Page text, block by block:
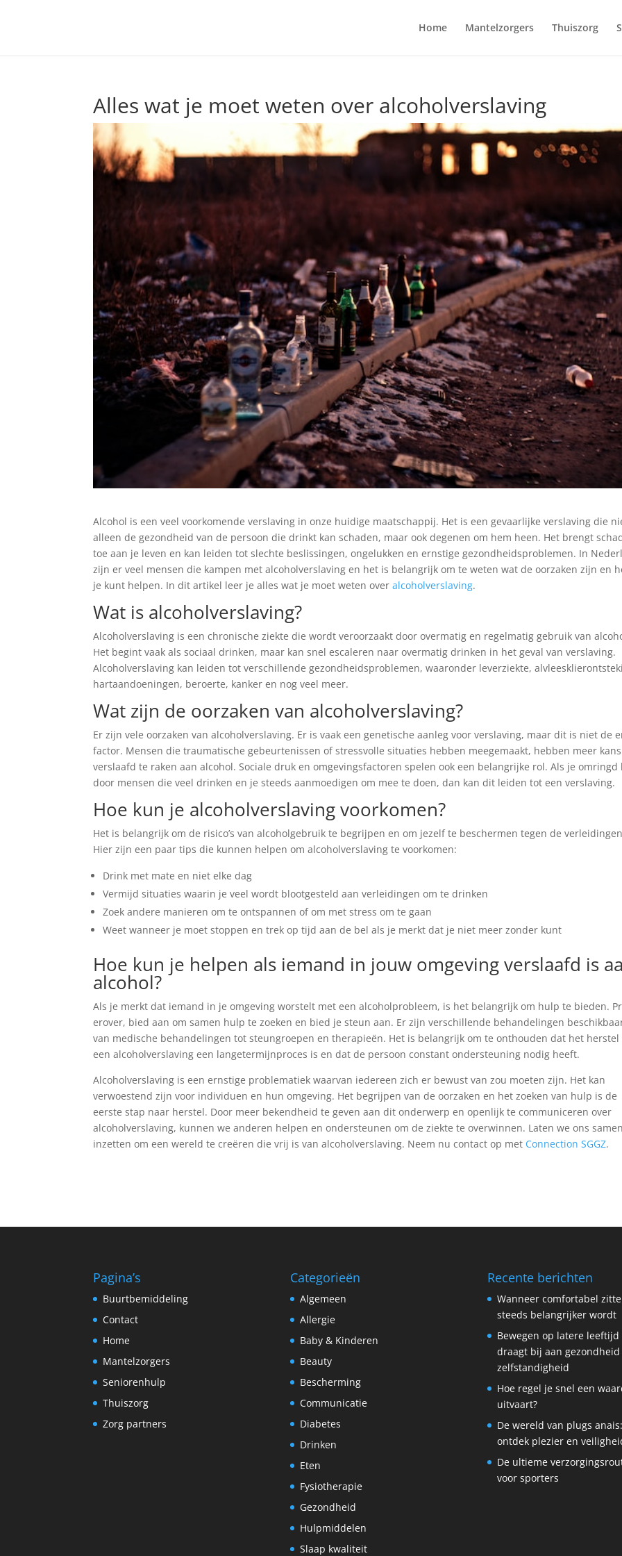
Home Mantelzorgers Thuiszorg
Alles wat je moet weten over alcoholverslaving
Alcohol is een veel voorkomende verslaving in onze huidige maatschappij. Het is een gevaarlijke verslaving die
alleen de gezondheid van de persoon die drinkt kan schaden, maar ook degenen om hem heen. Het brengt
toe aan je leven en kan leiden tot slechte beslissingen, ongelukken en ernstige gezondheidsproblemen. In
zijn er veel mensen die kampen met alcoholverslaving en het is belangrijk om te weten wat de oorzaken zijn en
je kunt helpen. In dit artikel leer je alles wat je moet weten overalcoholverslaving.
Wat is alcoholverslaving?
Alcoholverslaving is een chronische ziekte die wordt veroorzaakt door overmatig en regelmatig gebruik van
Het begint vaak als sociaal drinken, maar kan snel escaleren naar overmatig drinken in het geval van verslaving.
Alcoholverslaving kan leiden tot verschillende gezondheidsproblemen, waaronder leverziekte,
hartaandoeningen, beroerte, kanker en nog veel meer.
Wat zijn de oorzaken van alcoholverslaving?
Er zijn vele oorzaken van alcoholverslaving. Er is vaak een genetische aanleg voor verslaving, maar dit is niet de
factor. Mensen die traumatische gebeurtenissen of stressvolle situaties hebben meegemaakt, hebben meer
verslaafd te raken aan alcohol. Sociale druk en omgevingsfactoren spelen ook een belangrijke rol. Als je omringd
door mensen die veel drinken en je steeds aanmoedigen om mee te doen, dan kan dit leiden tot een verslaving.
Hoe kun je alcoholverslaving voorkomen?
Het is belangrijk om de risico’s van alcoholgebruik te begrijpen en om jezelf te beschermen tegen de
Hier zijn een paar tips die kunnen helpen om alcoholverslaving te voorkomen:
Drink met mate en niet elke dag
Vermijd situaties waarin je veel wordt blootgesteld aan verleidingen om te drinken
Zoek andere manieren om te ontspannen of om met stress om te gaan
Weet wanneer je moet stoppen en trek op tijd aan de bel als je merkt dat je niet meer zonder kunt
Hoe kun je helpen als iemand in jouw omgeving verslaafd is
alcohol?
Als je merkt dat iemand in je omgeving worstelt met een alcoholprobleem, is het belangrijk om hulp te bieden.
erover, bied aan om samen hulp te zoeken en bied je steun aan. Er zijn verschillende behandelingen
van medische behandelingen tot steungroepen en therapieën. Het is belangrijk om te onthouden dat het herstel
een alcoholverslaving een langetermijnproces is en dat de persoon constant ondersteuning nodig heeft.
Alcoholverslaving is een ernstige problematiek waarvan iedereen zich er bewust van zou moeten zijn. Het kan
verwoestend zijn voor individuen en hun omgeving. Het begrijpen van de oorzaken en het zoeken van hulp is de
eerste stap naar herstel. Door meer bekendheid te geven aan dit onderwerp en openlijk te communiceren over
alcoholverslaving, kunnen we anderen helpen en ondersteunen om de ziekte te overwinnen. Laten we ons samen
inzetten om een wereld te creëren die vrij is van alcoholverslaving. Neem nu contact op met Connection SGGZ.
Pagina’s
Buurtbemiddeling
Contact
Home
Mantelzorgers
Seniorenhulp
Thuiszorg
Zorg partners
Categorieën
Algemeen
Allergie
Baby & Kinderen
Beauty
Bescherming
Communicatie
Diabetes
Drinken
Eten
Fysiotherapie
Gezondheid
Hulpmiddelen
Slaap kwaliteit
Recente berichten
Wanneer comfortabel
steeds belangrijker wordt
Bewegen op latere leeftijd
draagt bij aan gezondheid
zelfstandigheid
Hoe regel je snel een
uitvaart?
De wereld van plugs anais:
ontdek plezier en
De ultieme
voor sporters